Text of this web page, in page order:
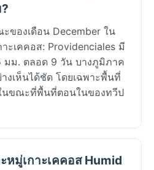
ของเดือน December ใน
ะเคคอส: Providenciales มี
มม. ตลอด 9 วัน บางภูมิภาค
งเห็นได้ชัด โดยเฉพาะพื้นที่
นขณะที่พื้นที่ตอนในของทวีป
หมู่เกาะเคคอส Humid